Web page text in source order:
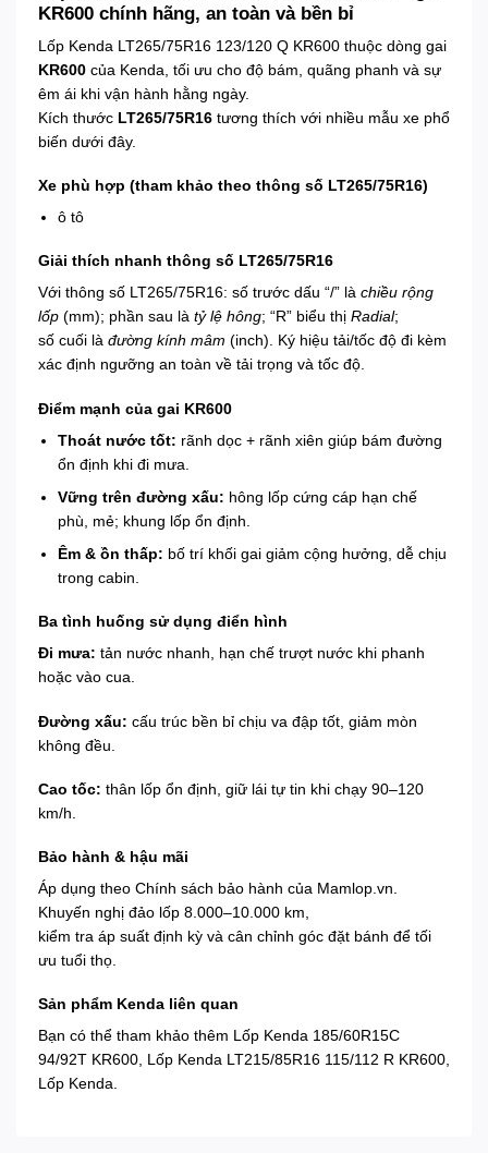
KR600 chính hãng, an toàn và bền bỉ
Lốp Kenda LT265/75R16 123/120 Q KR600 thuộc dòng gai
KR600 của Kenda, tối ưu cho độ bám, quãng phanh và sự
êm ái khi vận hành hằng ngày.
Kích thước LT265/75R16 tương thích với nhiều mẫu xe phổ
biến dưới đây.
Xe phù hợp (tham khảo theo thông số LT265/75R16)
ô tô
Giải thích nhanh thông số LT265/75R16
Với thông số LT265/75R16: số trước dấu “/” là chiều rộng
lốp (mm); phần sau là tỷ lệ hông; “R” biểu thị Radial;
số cuối là đường kính mâm (inch). Ký hiệu tải/tốc độ đi kèm
xác định ngưỡng an toàn về tải trọng và tốc độ.
Điểm mạnh của gai KR600
Thoát nước tốt: rãnh dọc + rãnh xiên giúp bám đường
ổn định khi đi mưa.
Vững trên đường xấu: hông lốp cứng cáp hạn chế
phù, mẻ; khung lốp ổn định.
Êm & ồn thấp: bố trí khối gai giảm cộng hưởng, dễ chịu
trong cabin.
Ba tình huống sử dụng điển hình
Đi mưa: tản nước nhanh, hạn chế trượt nước khi phanh
hoặc vào cua.
Đường xấu: cấu trúc bền bỉ chịu va đập tốt, giảm mòn
không đều.
Cao tốc: thân lốp ổn định, giữ lái tự tin khi chạy 90–120
km/h.
Bảo hành & hậu mãi
Áp dụng theo Chính sách bảo hành của Mamlop.vn.
Khuyến nghị đảo lốp 8.000–10.000 km,
kiểm tra áp suất định kỳ và cân chỉnh góc đặt bánh để tối
ưu tuổi thọ.
Sản phẩm Kenda liên quan
Bạn có thể tham khảo thêm Lốp Kenda 185/60R15C
94/92T KR600, Lốp Kenda LT215/85R16 115/112 R KR600,
Lốp Kenda.